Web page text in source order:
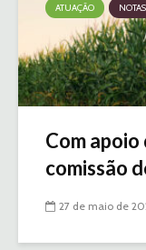
ATUAÇÃO NOTAS
Com apoio
comissão
27 de maio de